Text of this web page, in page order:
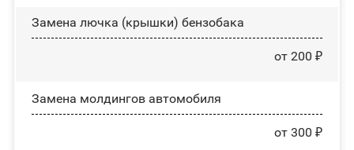
Замена лючка (крышки) бензобака
от 200 ₽
Замена молдингов автомобиля
от 300 ₽